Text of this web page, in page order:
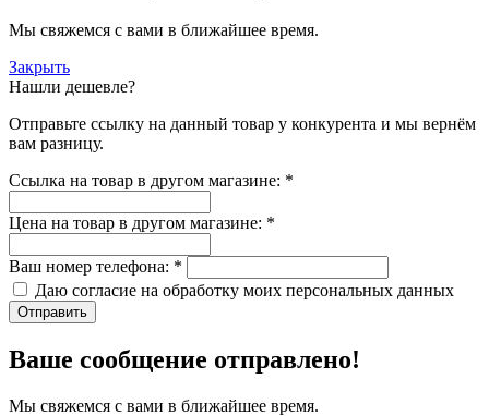
Мы свяжемся с вами в ближайшее время.
Закрыть
Нашли дешевле?
Отправьте ссылку на данный товар у конкурента и мы вернём
вам разницу.
Ссылка на товар в другом магазине: *
Цена на товар в другом магазине: *
Ваш номер телефона: *
Даю согласие на обработку моих персональных данных
Отправить
Ваше сообщение отправлено!
Мы свяжемся с вами в ближайшее время.